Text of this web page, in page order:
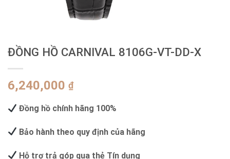
ĐỒNG HỒ CARNIVAL 8106G-VT-DD-X
6,240,000 ₫
Đồng hồ chính hãng 100%
Bảo hành theo quy định của hãng
Hỗ trợ trả góp qua thẻ Tín dụng